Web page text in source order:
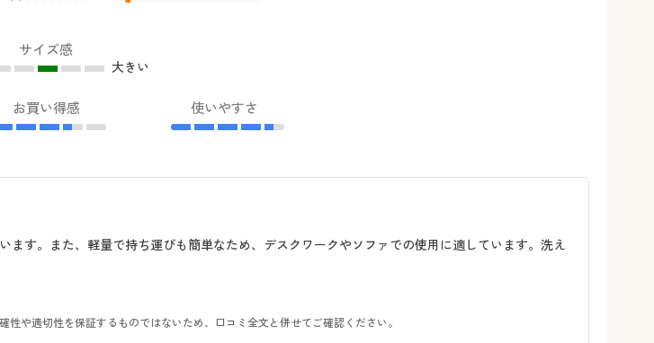
サイズ感
大きい
お買い得感 使いやすさ
す。また、軽量で持ち運びも簡単なため、デスクワークやソファでの使用に適しています。洗え
や適切性を保証するものではないため、口コミ全文と併せてご確認ください。